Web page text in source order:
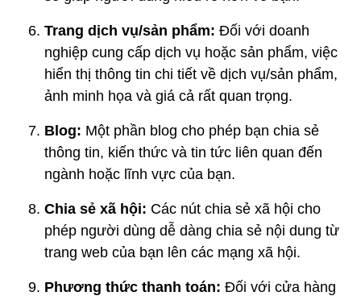
Trang dịch vụ/sản phẩm: Đối với doanh
nghiệp cung cấp dịch vụ hoặc sản phẩm, việc
hiển thị thông tin chi tiết về dịch vụ/sản phẩm,
ảnh minh họa và giá cả rất quan trọng.
Blog: Một phần blog cho phép bạn chia sẻ
thông tin, kiến thức và tin tức liên quan đến
ngành hoặc lĩnh vực của bạn.
Chia sẻ xã hội: Các nút chia sẻ xã hội cho
phép người dùng dễ dàng chia sẻ nội dung từ
trang web của bạn lên các mạng xã hội.
Phương thức thanh toán: Đối với cửa hàng